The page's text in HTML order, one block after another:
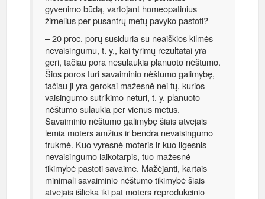
gyvenimo būdą, vartojant homeopatinius
žirnelius per pusantrų metų pavyko pastoti?
– 20 proc. porų susiduria su neaiškios kilmės
nevaisingumu, t. y., kai tyrimų rezultatai yra
geri, tačiau pora nesulaukia planuoto nėštumo.
Šios poros turi savaiminio nėštumo galimybę,
tačiau ji yra gerokai mažesnė nei tų, kurios
vaisingumo sutrikimo neturi, t. y. planuoto
nėštumo sulaukia per vienus metus.
Savaiminio nėštumo galimybę šiais atvejais
lemia moters amžius ir bendra nevaisingumo
trukmė. Kuo vyresnė moteris ir kuo ilgesnis
nevaisingumo laikotarpis, tuo mažesnė
tikimybė pastoti savaime. Mažėjanti, kartais
minimali savaiminio nėštumo tikimybė šiais
atvejais išlieka iki pat moters reprodukcinio